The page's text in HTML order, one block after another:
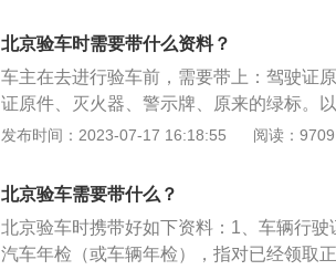
态，确保汽车行驶安全。车辆采取就近原
指定的车辆年检站，可以选择就近原则，
辆将实现全国通检，小型汽车、货车和中
验车辆，申领检验合格标志。
北京验车时需要带什么资料？
车主在去进行验车前，需要带上：驾驶证
证原件、灭火器、警示牌、原来的绿标。
的部分介绍：营运载客汽车：在5年以内每
过10年每6个月检验1次。小型、微型非营
进行1次年检，到就近的交通队和车管所
1次检验。
发布时间：2023-07-17 16:18:55 阅读：9709
北京验车需要带什么？
北京验车时携带好如下资料：1、车辆行驶
汽车年检（或车辆年检），指对已经领取